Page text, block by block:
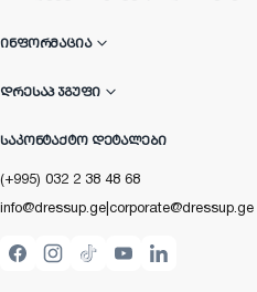
ᲘᲜᲤᲝᲠᲛᲐᲪᲘᲐ
ᲓᲠᲔᲡᲐᲞ ᲯᲒᲣᲤᲘ
ᲡᲐᲙᲝᲜᲢᲐᲥᲢᲝ ᲓᲔᲢᲐᲚᲔᲑᲘ
(+995) 032 2 38 48 68
info@dressup.ge|corporate@dressup.ge